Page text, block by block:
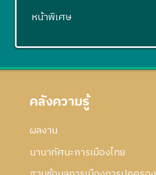
หน้าพิเศษ
คลังความรู้
ผลงาน
นานาทัศนะการเมืองไทย